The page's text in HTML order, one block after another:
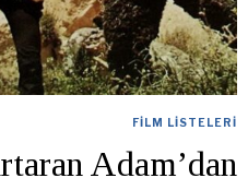
FILM LISTELERI
Adam’dan